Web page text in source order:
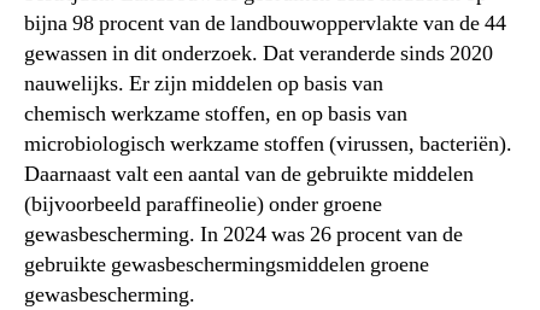
bijna 98 procent van de landbouwoppervlakte van de 44
gewassen in dit onderzoek. Dat veranderde sinds 2020
nauwelijks. Er zijn middelen op basis van
chemisch werkzame stoffen, en op basis van
microbiologisch werkzame stoffen (virussen, bacteriën).
Daarnaast valt een aantal van de gebruikte middelen
(bijvoorbeeld paraffineolie) onder groene
gewasbescherming. In 2024 was 26 procent van de
gebruikte gewasbeschermingsmiddelen groene
gewasbescherming.